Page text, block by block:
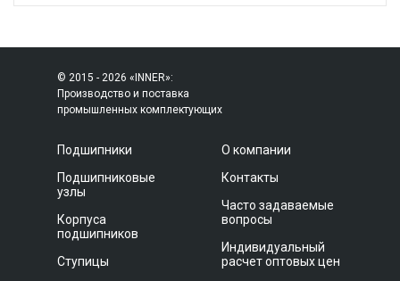
© 2015 - 2026 «INNER»:
Производство и поставка
промышленных комплектующих
Подшипники
Подшипниковые
узлы
Корпуса
подшипников
Ступицы
О компании
Контакты
Часто задаваемые
вопросы
Индивидуальный
расчет оптовых цен